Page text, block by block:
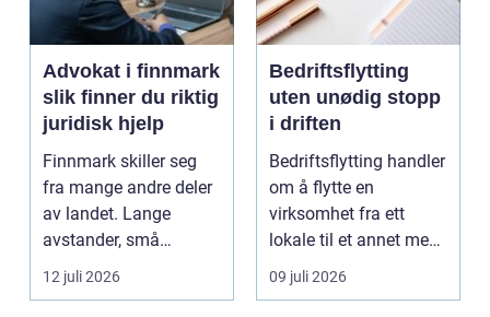
Advokat i finnmark
slik finner du riktig
juridisk hjelp
Finnmark skiller seg
fra mange andre deler
av landet. Lange
avstander, små
lokalsamfunn, sterk
tilkn...
12 juli 2026
Bedriftsflytting
uten unødig stopp
i driften
Bedriftsflytting handler
om å flytte en
virksomhet fra ett
lokale til et annet med
minst mulig...
09 juli 2026